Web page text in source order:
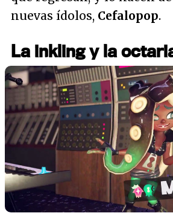
nuevas ídolos, Cefalopop.
La inkling y la